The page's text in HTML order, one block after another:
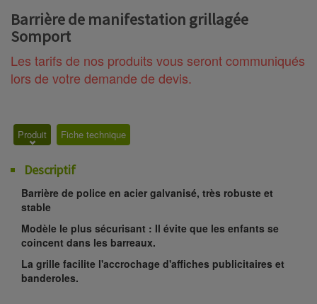
Barrière de manifestation grillagée
Somport
Les tarifs de nos produits vous seront communiqués
lors de votre demande de devis.
Produit Fiche technique
Descriptif
Barrière de police en acier galvanisé, très robuste et
stable
Modèle le plus sécurisant : Il évite que les enfants se
coincent dans les barreaux.
La grille facilite l'accrochage d'affiches publicitaires et
banderoles.